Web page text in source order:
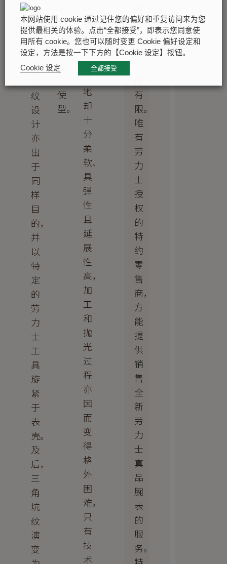
盖
上
可
见
的
纹
设
计
亦
出
于
同
样
目
的，
并
以
特
定
的
劳
力
士
工
具
旋
紧
于
表
壳。
及
后，
三
角
坑
纹
演
变
动
1908
型
及
使
型。
此，
铂
金
的
质
地
却
十
分
柔
软、
具
弹
性
且
延
展
性
高，
加
工
和
抛
光
过
程
亦
因
而
变
得
格
外
困
难，
只
有
技
术
的
存
货
有
限。
唯
有
劳
力
士
授
权
的
特
约
零
售
商，
方
能
提
供
销
售
全
新
劳
力
士
真
品
腕
表
的
服
务。
本网站使用 cookie 通过记住您的偏好和重复访问来为您
提供最相关的体验。点击“全都接受”，即表示您同意使
用所有 cookie。您也可以随时变更 Cookie 偏好设定和
设定，方法是按一下下方的【Cookie 设定】按钮。
Cookie 设定
全都接受